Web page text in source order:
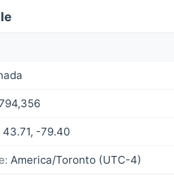
43.71, -79.40
America/Toronto (UTC-4)